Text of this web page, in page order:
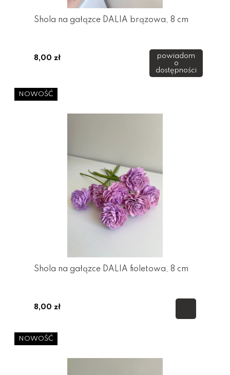
Shola na gałązce DALIA brązowa, 8 cm
8,00 zł
powiadom
o
dostępności
Shola na gałązce DALIA fioletowa, 8 cm
8,00 zł
NOWOŚĆ
NOWOŚĆ